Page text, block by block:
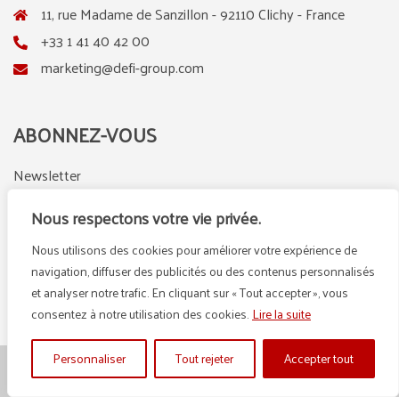
Nous respectons votre vie privée.
Nous utilisons des cookies pour améliorer votre expérience de
navigation, diffuser des publicités ou des contenus personnalisés
et analyser notre trafic. En cliquant sur « Tout accepter », vous
consentez à notre utilisation des cookies.Lire la suite
Personnaliser
Tout rejeter Accepter tout
11, rue Madame de Sanzillon - 92110 Clichy - France
+33 1 41 40 42 00
marketing@defi-group.com
ABONNEZ-VOUS
Newsletter
LinkedIn
Instagram
© {2025} DEFI GROUP